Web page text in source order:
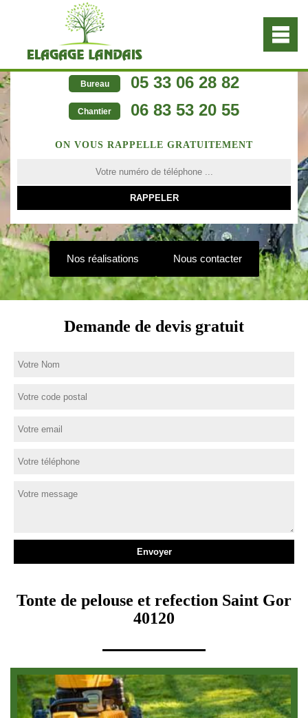
Bureau 05 33 06 28 82
Chantier 06 83 53 20 55
ON VOUS RAPPELLE GRATUITEMENT
Nos réalisations Nous contacter
Demande de devis gratuit
Tonte de pelouse et refection Saint Gor
40120